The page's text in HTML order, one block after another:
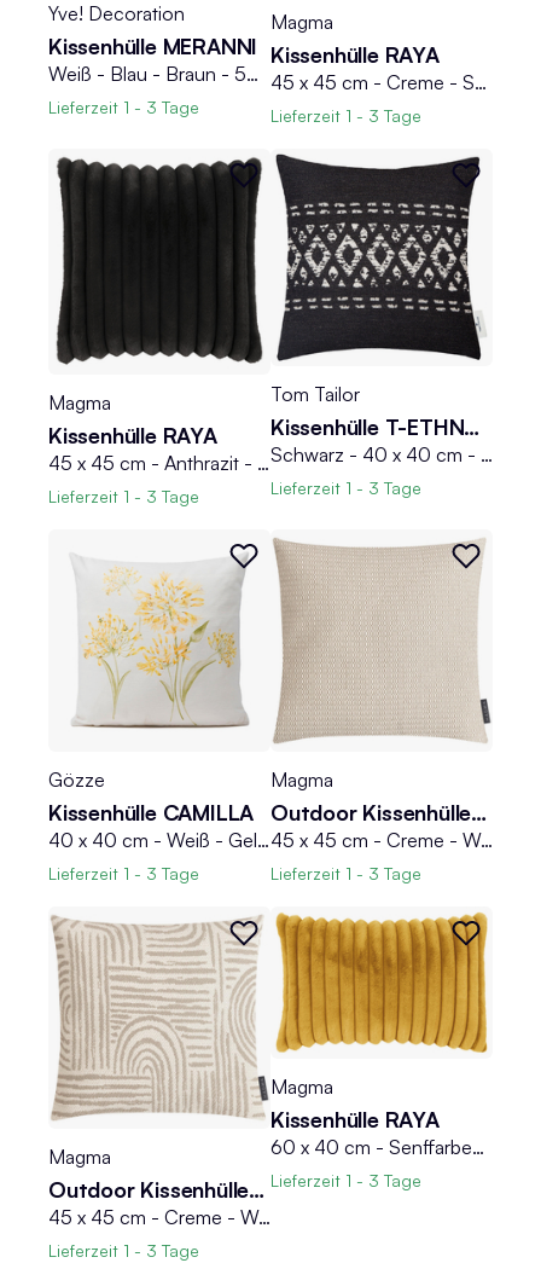
Yve! Decoration
Kissenhülle MERANNI
Weiß - Blau - Braun - 50 x 50 cm - Blättermotive
Lieferzeit 1 - 3 Tage
Magma
Kissenhülle RAYA
45 x 45 cm - Creme - Samtoptik - mit Reißverschluss
Lieferzeit 1 - 3 Tage
Magma
Kissenhülle RAYA
45 x 45 cm - Anthrazit - Samtoptik - mit Reißverschluss
Lieferzeit 1 - 3 Tage
Tom Tailor
Kissenhülle T-ETHNO RHOMBUS
Schwarz - 40 x 40 cm - mit Reißverschluss
Lieferzeit 1 - 3 Tage
Gözze
Kissenhülle CAMILLA
40 x 40 cm - Weiß - Gelb - Grün - Reißverschluss - mit Schmucklilienmotive
Lieferzeit 1 - 3 Tage
Magma
Outdoor Kissenhülle PAROS
45 x 45 cm - Creme - Weiß - Polypropylen - wasserabweisend
Lieferzeit 1 - 3 Tage
Magma
Outdoor Kissenhülle PAROS
45 x 45 cm - Creme - Weiß - Polypropylen - wasserabweisend
Lieferzeit 1 - 3 Tage
Magma
Kissenhülle RAYA
60 x 40 cm - Senffarben - Samtoptik - mit Reißverschluss
Lieferzeit 1 - 3 Tage